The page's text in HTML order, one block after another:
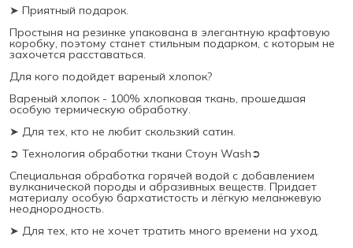
➤ Приятный подарок.
Простыня на резинке упакована в элегантную крафтовую
коробку, поэтому станет стильным подарком, с которым не
захочется расставаться.
Для кого подойдет вареный хлопок?
Вареный хлопок - 100% хлопковая ткань, прошедшая
особую термическую обработку.
➤ Для тех, кто не любит скользкий сатин.
➲ Технология обработки ткани Стоун Wash➲
Специальная обработка горячей водой с добавлением
вулканической породы и абразивных веществ. Придает
материалу особую бархатистость и лёгкую меланжевую
неоднородность.
➤ Для тех, кто не хочет тратить много времени на уход.